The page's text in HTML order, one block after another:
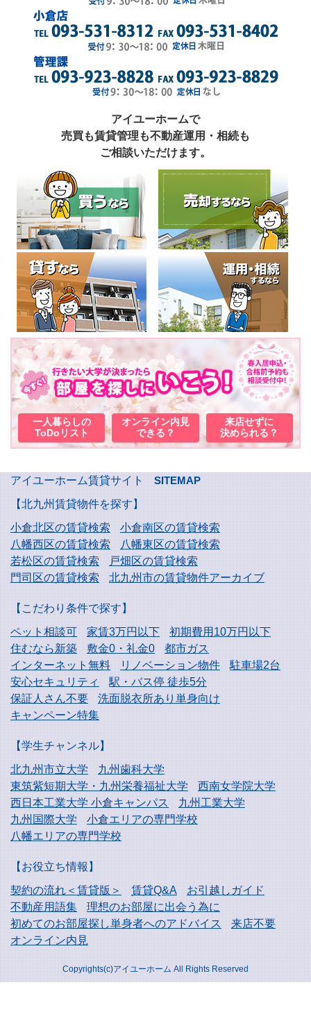
アイユーホームで
売買も賃貸管理も不動産運用・相続も
ご相談いただけます。
一人暮らしの
ToDoリスト
オンライン内見
できる？
来店せずに
決められる？
アイユーホーム賃貸サイト
SITEMAP
【北九州賃貸物件を探す】
小倉北区の賃貸検索
小倉南区の賃貸検索
八幡西区の賃貸検索
八幡東区の賃貸検索
若松区の賃貸検索
戸畑区の賃貸検索
門司区の賃貸検索
北九州市の賃貸物件アーカイブ
【こだわり条件で探す】
ペット相談可
家賃3万円以下
初期費用10万円以下
住むなら新築
敷金0・礼金0
都市ガス
インターネット無料
リノベーション物件
駐車場2台
安心セキュリティ
駅・バス停 徒歩5分
保証人さん不要
洗面脱衣所あり単身向け
キャンペーン特集
【学生チャンネル】
北九州市立大学
九州歯科大学
東筑紫短期大学・九州栄養福祉大学
西南女学院大学
西日本工業大学小倉キャンパス
九州工業大学
九州国際大学
小倉エリアの専門学校
八幡エリアの専門学校
【お役立ち情報】
契約の流れ＜賃貸版＞
賃貸Q&A
お引越しガイド
不動産用語集
理想のお部屋に出会う為に
初めてのお部屋探し単身者へのアドバイス
来店不要
オンライン内見
Copyrights(c)アイユーホーム All Rights Reserved